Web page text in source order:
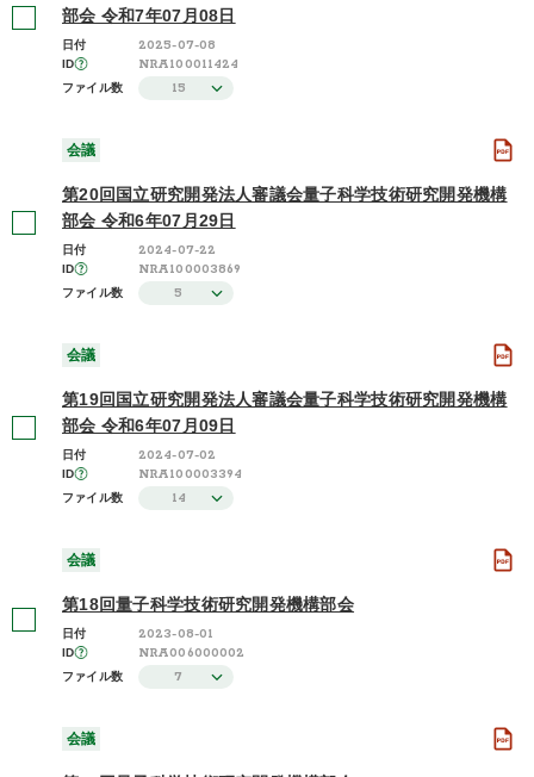
部会 令和7年07月08日
日付 2025-07-08
ID NRA100011424
ファイル数 15
会議
第20回国立研究開発法人審議会量子科学技術研究開発機構
部会 令和6年07月29日
日付 2024-07-22
ID NRA100003869
ファイル数 5
会議
第19回国立研究開発法人審議会量子科学技術研究開発機構
部会 令和6年07月09日
日付 2024-07-02
ID NRA100003394
ファイル数 14
会議
第18回量子科学技術研究開発機構部会
日付 2023-08-01
ID NRA006000002
ファイル数 7
会議